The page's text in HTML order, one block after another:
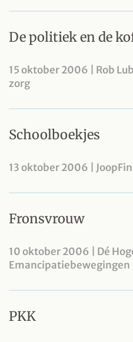
De politiek en de
15 oktober 2006 | Rob
zorg
Schoolboekjes
13 oktober 2006 |
Fronsvrouw
10 oktober 2006 | Dé
Emancipatiebewegingen
PKK